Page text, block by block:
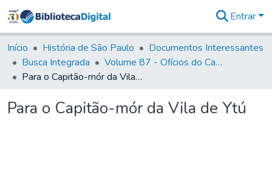
&
Coleções
Tudo na
Biblioteca
Estatísticas
Entrar
Início História de São Paulo
Documentos Interessantes
Busca Integrada
Volume 87 - Ofícios do Capitão General Antonio Manoel de Melo Castro e Mendonça (1797- 1801)
Para o Capitão-mór da Vila de Ytú
Para o Capitão-mór da Vila de Ytú